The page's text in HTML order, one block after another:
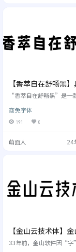
采用的GNU Public
【香萃自在舒畅黑
特的波浪效果，极
“香萃自在舒畅黑”是一
造而形成的中文字体，支
字。字体呈长方形，多文
长段正文使用时，会形成
快，适用于运动生活、等
品的包装设计，允许个人
征。未来荧黑剔除了思源
的喇叭口，和口字部件的
变了重心，使其…
商免字体
191 0
萌面人 24
【金山云技术体】
布的一款无衬线体
33年前，金山软件因“字